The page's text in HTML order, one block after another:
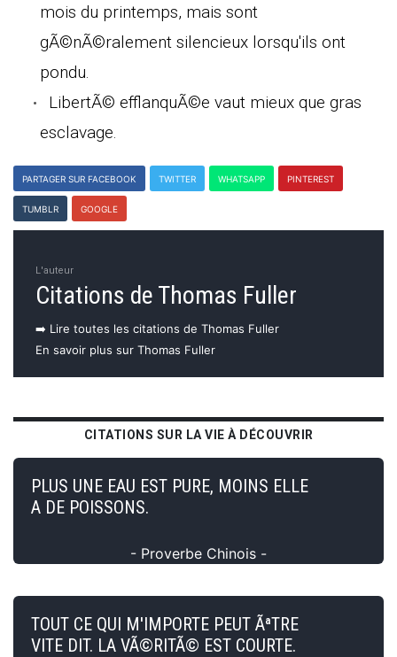
mois du printemps, mais sont
gÃ©nÃ©ralement silencieux lorsqu'ils ont
pondu.
LibertÃ© efflanquÃ©e vaut mieux que gras
esclavage.
PARTAGER SUR FACEBOOK TWITTER WHATSAPP PINTEREST
TUMBLR GOOGLE
L'auteur
Citations de Thomas Fuller
➡️ Lire toutes les citations de Thomas Fuller
En savoir plus sur Thomas Fuller
CITATIONS SUR LA VIE À DÉCOUVRIR
PLUS UNE EAU EST PURE, MOINS ELLE
A DE POISSONS.
- Proverbe Chinois -
TOUT CE QUI M'IMPORTE PEUT ÃªTRE
VITE DIT. LA VÃ©RITÃ© EST COURTE.